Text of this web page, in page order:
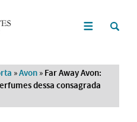
»Avon » Far Away Avon:
dessa consagrada